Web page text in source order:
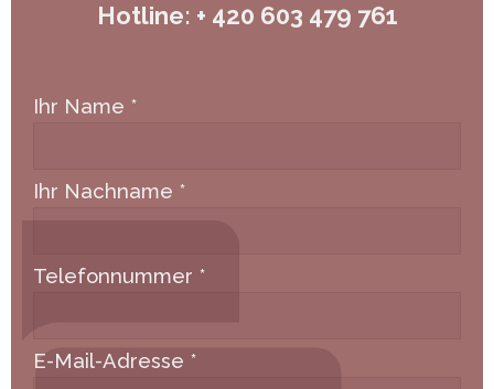
Hotline: + 420 603 479 761
Ihr Name *
Ihr Nachname *
Telefonnummer *
E-Mail-Adresse *